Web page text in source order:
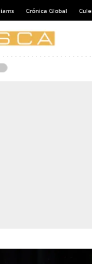
Crónica Global